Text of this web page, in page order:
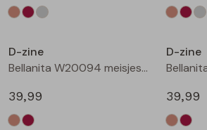
Gilet spencers
Jackjes
Blazers
Leggings
Rokken
T-shirts lange mouw
Tops
Vesten
D-zine
Bellanita W20094 meisjes buiten jack Zand
39,99
D-zine
39,99